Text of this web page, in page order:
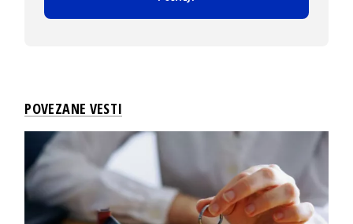
POVEZANE VESTI